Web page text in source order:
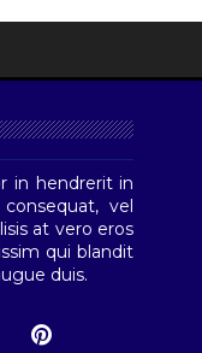
in hendrerit in
vel
at vero eros
qui blandit
duis.